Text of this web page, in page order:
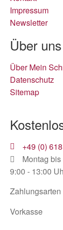
Impressum
Newsletter
Über uns
Über Mein
Datenschutz
Sitemap
+49 (0)
Montag
9:00 - 13:00
Zahlungsarten
Vorkasse